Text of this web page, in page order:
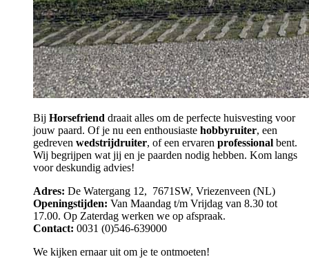
Bij Horsefriend draait alles om de perfecte huisvesting voor
jouw paard. Of je nu een enthousiaste hobbyruiter, een
gedreven wedstrijdruiter, of een ervaren professional bent.
Wij begrijpen wat jij en je paarden nodig hebben. Kom langs
voor deskundig advies!
Adres: De Watergang 12, 7671SW, Vriezenveen (NL)
Openingstijden: Van Maandag t/m Vrijdag van 8.30 tot
17.00. Op Zaterdag werken we op afspraak.
Contact: 0031 (0)546-639000
We kijken ernaar uit om je te ontmoeten!